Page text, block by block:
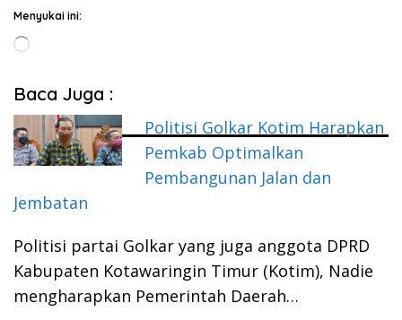
Menyukai ini:
Memuat...
Baca Juga :
Politisi Golkar Kotim Harapkan
Pemkab Optimalkan
Pembangunan Jalan dan
Jembatan
Politisi partai Golkar yang juga anggota DPRD
Kabupaten Kotawaringin Timur (Kotim), Nadie
mengharapkan Pemerintah Daerah…